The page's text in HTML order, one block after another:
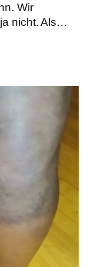
Wir
nicht. Als…